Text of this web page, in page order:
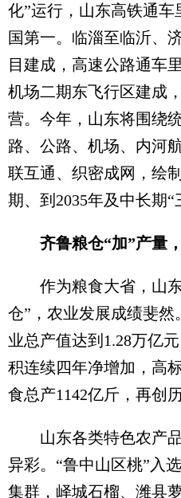
化”运行，山东高铁通车
国第一。临淄至临沂、
目建成，高速公路通车
机场二期东飞行区建成
营。今年，山东将围绕
路、公路、机场、内河
联互通、织密成网，绘
期、到2035年及中长期“
齐鲁粮仓“加”产量，
作为粮食大省，山东
仓”，农业发展成绩斐然
业总产值达到1.28万亿
积连续四年净增加，高
食总产1142亿斤，再创
山东各类特色农产品
异彩。“鲁中山区桃”入
集群，峄城石榴、潍县